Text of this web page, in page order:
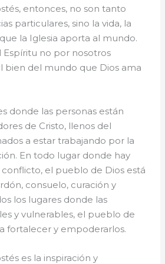
entonces, no son tanto
particulares, sino la vida, la
la Iglesia aporta al mundo.
Espíritu no por nosotros
bien del mundo que Dios ama
donde las personas están
de Cristo, llenos del
a estar trabajando por la
En todo lugar donde hay
el pueblo de Dios está
consuelo, curación y
los lugares donde las
y vulnerables, el pueblo de
fortalecer y empoderarlos.
es la inspiración y